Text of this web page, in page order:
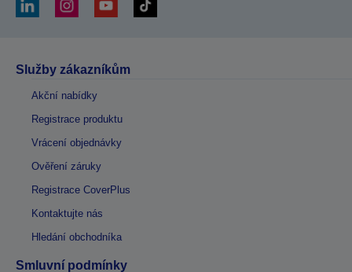
Služby zákazníkům
Akční nabídky
Registrace produktu
Vrácení objednávky
Ověření záruky
Registrace CoverPlus
Kontaktujte nás
Hledání obchodníka
Smluvní podmínky